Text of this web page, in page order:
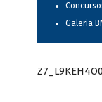
Galeria